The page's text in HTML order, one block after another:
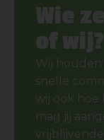
Wie
of wij?
Wij houden
snelle
wij ook hoe
mag jij
vrijblijvende